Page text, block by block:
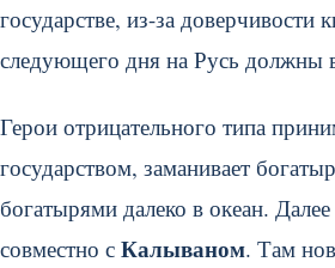
государстве, из-за
следующего дня на Русь должны
Герои отрицательного типа
государством, заманивает
богатырями далеко в океан.
совместно с Калываном. Там